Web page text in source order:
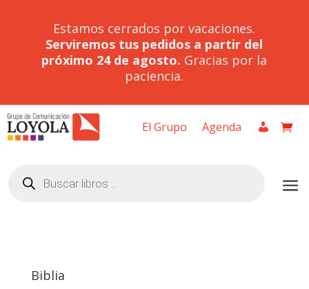
Estamos cerrados por vacaciones.
Serviremos tus pedidos a partir del
próximo 24 de agosto. Gracias por la
paciencia.
El Grupo Agenda
productos
Biblia